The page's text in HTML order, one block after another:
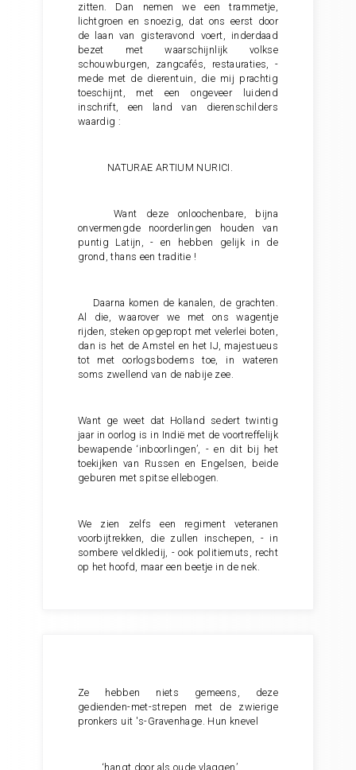
zitten. Dan nemen we een trammetje,
lichtgroen en snoezig, dat ons eerst door
de laan van gisteravond voert, inderdaad
bezet met waarschijnlijk volkse
schouwburgen, zangcafés, restauraties, -
mede met de dierentuin, die mij prachtig
toeschijnt, met een ongeveer luidend
inschrift, een land van dierenschilders
waardig :
NATURAE ARTIUM NURICI.
Want deze onloochenbare, bijna
onvermengde noorderlingen houden van
puntig Latijn, - en hebben gelijk in de
grond, thans een traditie !
Daarna komen de kanalen, de grachten.
Al die, waarover we met ons wagentje
rijden, steken opgepropt met velerlei boten,
dan is het de Amstel en het IJ, majestueus
tot met oorlogsbodems toe, in wateren
soms zwellend van de nabije zee.
Want ge weet dat Holland sedert twintig
jaar in oorlog is in Indië met de voortreffelijk
bewapende ‘inboorlingen’, - en dit bij het
toekijken van Russen en Engelsen, beide
geburen met spitse ellebogen.
We zien zelfs een regiment veteranen
voorbijtrekken, die zullen inschepen, - in
sombere veldkledij, - ook politiemuts, recht
op het hoofd, maar een beetje in de nek.
Ze hebben niets gemeens, deze
gedienden-met-strepen met de zwierige
pronkers uit 's-Gravenhage. Hun knevel
‘hangt door als oude vlaggen’